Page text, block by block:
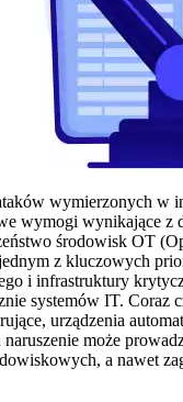
wymierzonych w
wymogi wynikające z
środowisk OT
z kluczowych
i infrastruktury
systemów IT. Coraz
urządzenia
może
a nawet